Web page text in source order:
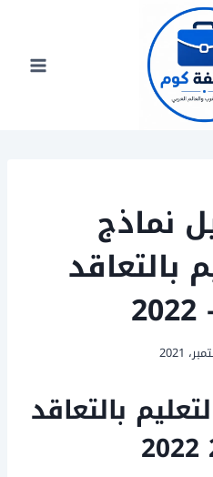
نماذج
بالتعاقد
بالتعاقد